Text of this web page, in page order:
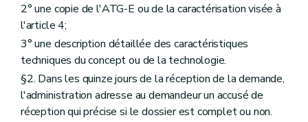
2° une copie de l'ATG-E ou de la caractérisation visée à
l'article 4;
3° une description détaillée des caractéristiques
techniques du concept ou de la technologie.
§2. Dans les quinze jours de la réception de la demande,
l'administration adresse au demandeur un accusé de
réception qui précise si le dossier est complet ou non.